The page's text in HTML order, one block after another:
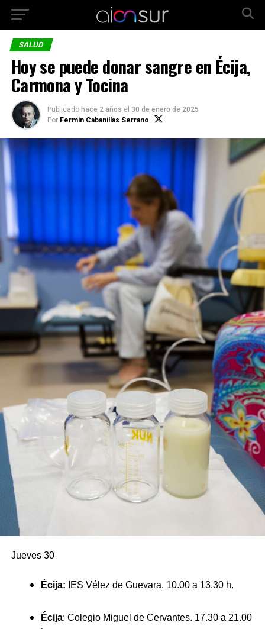
SALUD
Hoy se puede donar sangre en Écija,
Carmona y Tocina
Publicado hace 2 años el 30 de enero de 2025
Por Fermín Cabanillas Serrano
Jueves 30
Écija: IES Vélez de Guevara. 10.00 a 13.30 h.
Écija: Colegio Miguel de Cervantes. 17.30 a 21.00